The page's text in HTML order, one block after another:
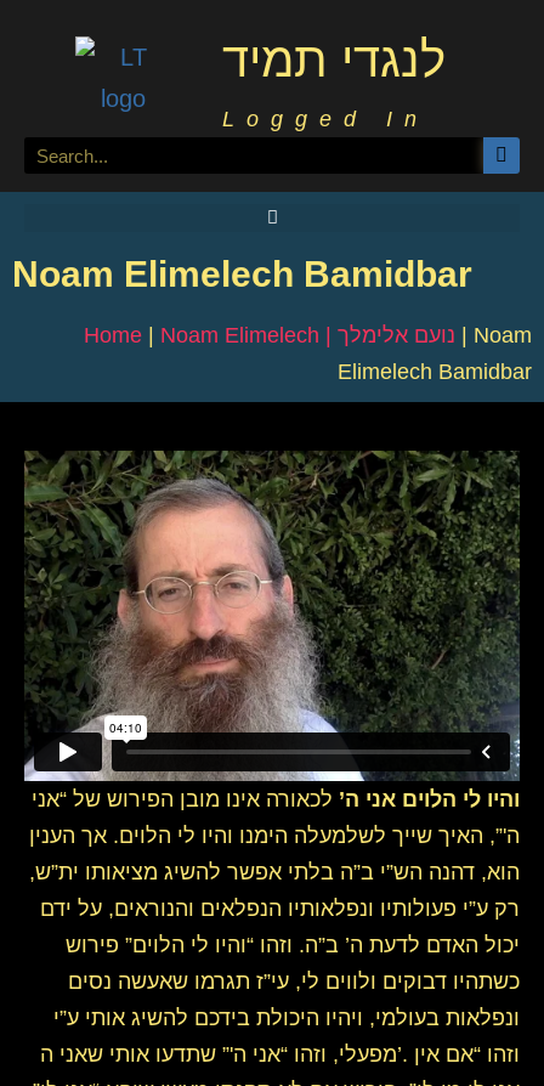
לנגדי תמיד
Logged In
Noam Elimelech Bamidbar
Home | Noam Elimelech | נועם אלימלך | Noam
Elimelech Bamidbar
והיו לי הלוים אני ה’ לכאורה אינו מובן הפירוש של “אני
ה'”, האיך שייך לשלמעלה הימנו והיו לי הלוים. אך הענין
הוא, דהנה הש”י ב”ה בלתי אפשר להשיג מציאותו ית”ש,
רק ע”י פעולותיו ונפלאותיו הנפלאים והנוראים, על ידם
יכול האדם לדעת ה’ ב”ה. וזהו “והיו לי הלוים” פירוש
כשתהיו דבוקים ולווים לי, עי”ז תגרמו שאעשה נסים
ונפלאות בעולמי, ויהיו היכולת בידכם להשיג אותי ע”י
מפעלי, וזהו “אני ה'” שתדעו אותי שאני ה’. ‎וזהו “אם אין